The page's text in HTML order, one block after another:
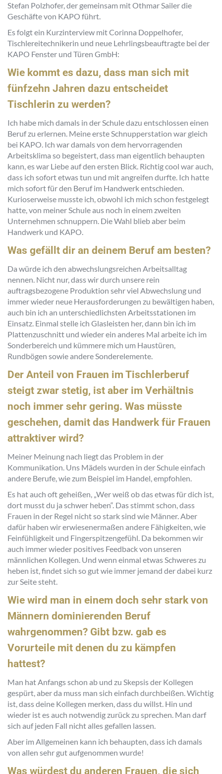
Stefan Polzhofer, der gemeinsam mit Othmar Sailer die
Geschäfte von KAPO führt.
Es folgt ein Kurzinterview mit Corinna Doppelhofer,
Tischlereitechnikerin und neue Lehrlingsbeauftragte bei der
KAPO Fenster und Türen GmbH:
Wie kommt es dazu, dass man sich mit
fünfzehn Jahren dazu entscheidet
Tischlerin zu werden?
Ich habe mich damals in der Schule dazu entschlossen einen
Beruf zu erlernen. Meine erste Schnupperstation war gleich
bei KAPO. Ich war damals von dem hervorragenden
Arbeitsklima so begeistert, dass man eigentlich behaupten
kann, es war Liebe auf den ersten Blick. Richtig cool war auch,
dass ich sofort etwas tun und mit angreifen durfte. Ich hatte
mich sofort für den Beruf im Handwerk entschieden.
Kurioserweise musste ich, obwohl ich mich schon festgelegt
hatte, von meiner Schule aus noch in einem zweiten
Unternehmen schnuppern. Die Wahl blieb aber beim
Handwerk und KAPO.
Was gefällt dir an deinem Beruf am besten?
Da würde ich den abwechslungsreichen Arbeitsalltag
nennen. Nicht nur, dass wir durch unsere rein
auftragsbezogene Produktion sehr viel Abwechslung und
immer wieder neue Herausforderungen zu bewältigen haben,
auch bin ich an unterschiedlichsten Arbeitsstationen im
Einsatz. Einmal stelle ich Glasleisten her, dann bin ich im
Plattenzuschnitt und wieder ein anderes Mal arbeite ich im
Sonderbereich und kümmere mich um Haustüren,
Rundbögen sowie andere Sonderelemente.
Der Anteil von Frauen im Tischlerberuf
steigt zwar stetig, ist aber im Verhältnis
noch immer sehr gering. Was müsste
geschehen, damit das Handwerk für Frauen
attraktiver wird?
Meiner Meinung nach liegt das Problem in der
Kommunikation. Uns Mädels wurden in der Schule einfach
andere Berufe, wie zum Beispiel im Handel, empfohlen.
Es hat auch oft geheißen, „Wer weiß ob das etwas für dich ist,
dort musst du ja schwer heben“. Das stimmt schon, dass
Frauen in der Regel nicht so stark sind wie Männer. Aber
dafür haben wir erwiesenermaßen andere Fähigkeiten, wie
Feinfühligkeit und Fingerspitzengefühl. Da bekommen wir
auch immer wieder positives Feedback von unseren
männlichen Kollegen. Und wenn einmal etwas Schweres zu
heben ist, findet sich so gut wie immer jemand der dabei kurz
zur Seite steht.
Wie wird man in einem doch sehr stark von
Männern dominierenden Beruf
wahrgenommen? Gibt bzw. gab es
Vorurteile mit denen du zu kämpfen
hattest?
Man hat Anfangs schon ab und zu Skepsis der Kollegen
gespürt, aber da muss man sich einfach durchbeißen. Wichtig
ist, dass deine Kollegen merken, dass du willst. Hin und
wieder ist es auch notwendig zurück zu sprechen. Man darf
sich auf jeden Fall nicht alles gefallen lassen.
Aber im Allgemeinen kann ich behaupten, dass ich damals
von allen sehr gut aufgenommen wurde!
Was würdest du anderen Frauen, die sich